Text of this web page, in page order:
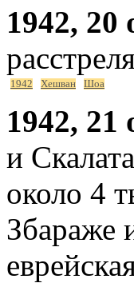
1942, 20
1942 Хешван Шоа
1942, 21
и
около 4
Збараже